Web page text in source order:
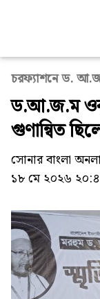
চরফ্যাশনে ড.
ড.আ.জ.ম
গুণান্বিত
সোনার বাংলা
১৮ মে ২০২৬